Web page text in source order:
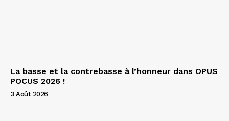
La basse et la contrebasse à l’honneur dans OPUS
POCUS 2026 !
3 Août 2026